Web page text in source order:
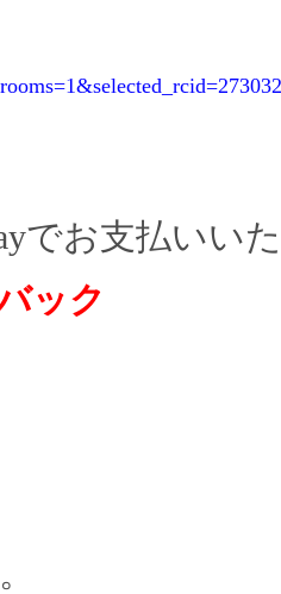
でお支払いい
ック